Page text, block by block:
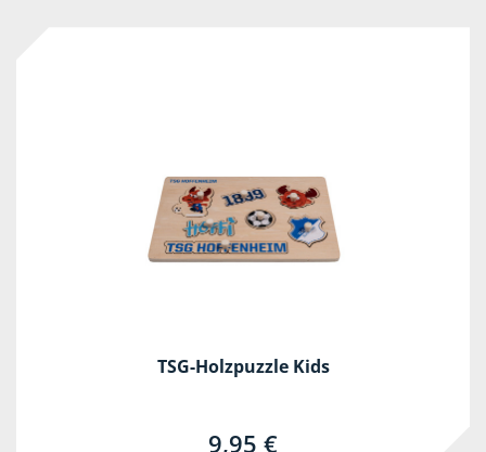
TSG-Holzpuzzle Kids
9,95 €